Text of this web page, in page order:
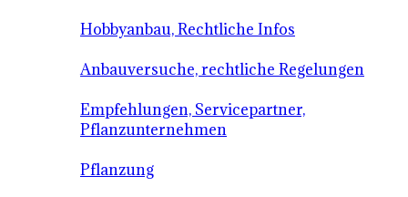
Hobbyanbau, Rechtliche Infos
Anbauversuche, rechtliche Regelungen
Empfehlungen, Servicepartner,
Pflanzunternehmen
Pflanzung